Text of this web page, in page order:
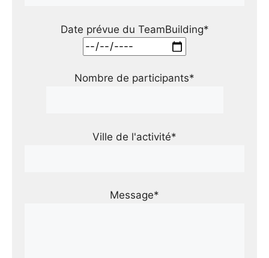
Date prévue du TeamBuilding*
Nombre de participants*
Ville de l'activité*
Message*